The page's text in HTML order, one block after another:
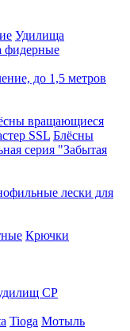
Удилища
фидерные
до 1,5 метров
вращающиеся
SSL Блёсны
серия "Забытая
лески для
Крючки
СР
Tioga Мотыль